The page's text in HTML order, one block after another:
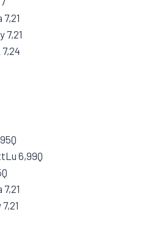
7,21
6,99Q